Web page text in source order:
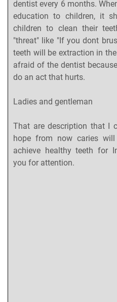
dentist every 6 months.
education to children, it
children to clean their
"threat" like "If you dont
teeth will be extraction in
afraid of the dentist
do an act that hurts.
Ladies and gentleman
That are description that I
hope from now caries
achieve healthy teeth for
you for attention.